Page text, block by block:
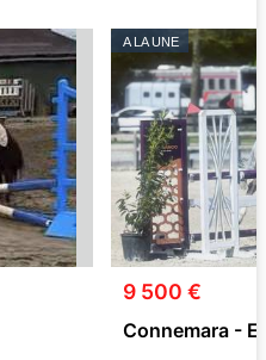
A LA UNE
9 500 €
Connemara -